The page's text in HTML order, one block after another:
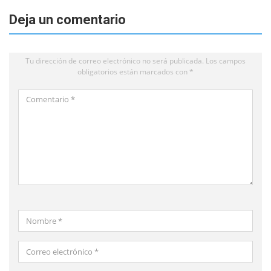
Deja un comentario
Tu dirección de correo electrónico no será publicada. Los campos
obligatorios están marcados con *
Comentario
Nombre
*
Correo
electrónico